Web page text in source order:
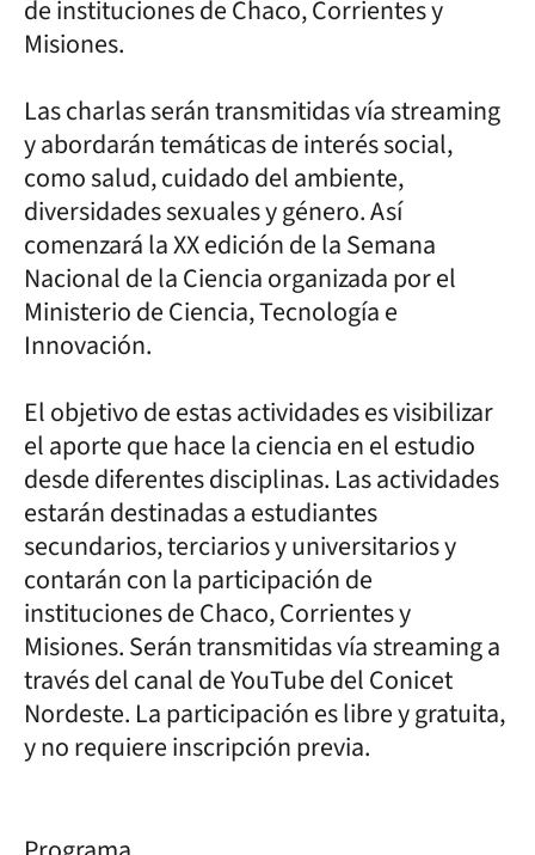
de instituciones de Chaco, Corrientes y
Misiones.
Las charlas serán transmitidas vía streaming
y abordarán temáticas de interés social,
como salud, cuidado del ambiente,
diversidades sexuales y género. Así
comenzará la XX edición de la Semana
Nacional de la Ciencia organizada por el
Ministerio de Ciencia, Tecnología e
Innovación.
El objetivo de estas actividades es visibilizar
el aporte que hace la ciencia en el estudio
desde diferentes disciplinas. Las actividades
estarán destinadas a estudiantes
secundarios, terciarios y universitarios y
contarán con la participación de
instituciones de Chaco, Corrientes y
Misiones. Serán transmitidas vía streaming a
través del canal de YouTube del Conicet
Nordeste. La participación es libre y gratuita,
y no requiere inscripción previa.